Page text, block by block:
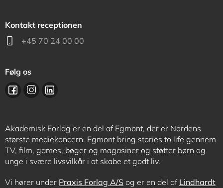
Kontakt receptionen
+45 70 24 00 00
Følg os
Akademisk Forlag er en del af Egmont, der er Nordens
største mediekoncern. Egmont bring stories to life gennem
TV, film, games, bøger og magasiner og støtter børn og
unge i svære livsvilkår i at skabe et godt liv.
Vi hører under Praxis Forlag A/S og er en del af Lindhardt